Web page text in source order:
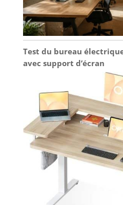
Test du bureau
avec support d’écran